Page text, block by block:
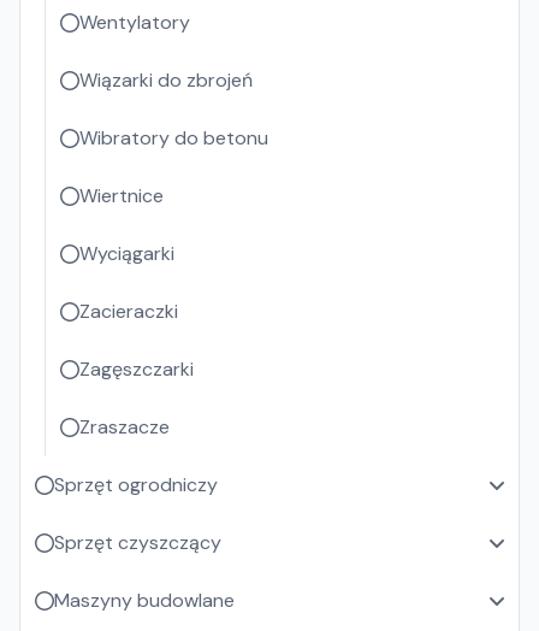
Wentylatory
Wiązarki do zbrojeń
Wibratory do betonu
Wiertnice
Wyciągarki
Zacieraczki
Zagęszczarki
Zraszacze
Sprzęt ogrodniczy
Sprzęt czyszczący
Maszyny budowlane